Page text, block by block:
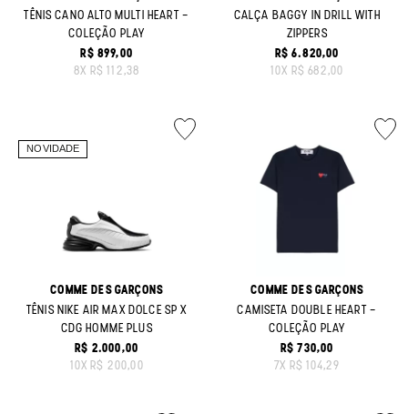
TÊNIS CANO ALTO MULTI HEART -
COLEÇÃO PLAY
ORIGINAL PRICE:
R$ 899,00
8X R$ 112,38
CALÇA BAGGY IN DRILL WITH
ZIPPERS
ORIGINAL PRICE:
R$ 6.820,00
10X R$ 682,00
COMME DES GARÇONS
TÊNIS NIKE AIR MAX DOLCE SP X
CDG HOMME PLUS
ORIGINAL PRICE:
R$ 2.000,00
10X R$ 200,00
COMME DES GARÇONS
CAMISETA DOUBLE HEART -
COLEÇÃO PLAY
ORIGINAL PRICE:
R$ 730,00
7X R$ 104,29